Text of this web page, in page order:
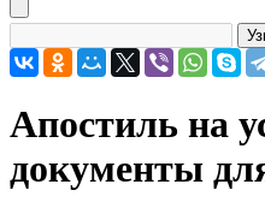
Апостиль на
документы